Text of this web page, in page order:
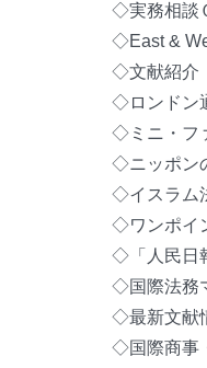
◇実務相談
◇East &
◇文献紹介
◇ロンドン
◇ミニ・フ
◇ニッポン
◇イスラム
◇ワンポイ
◇「人民日
◇国際法務
◇最新文献
◇国際商事